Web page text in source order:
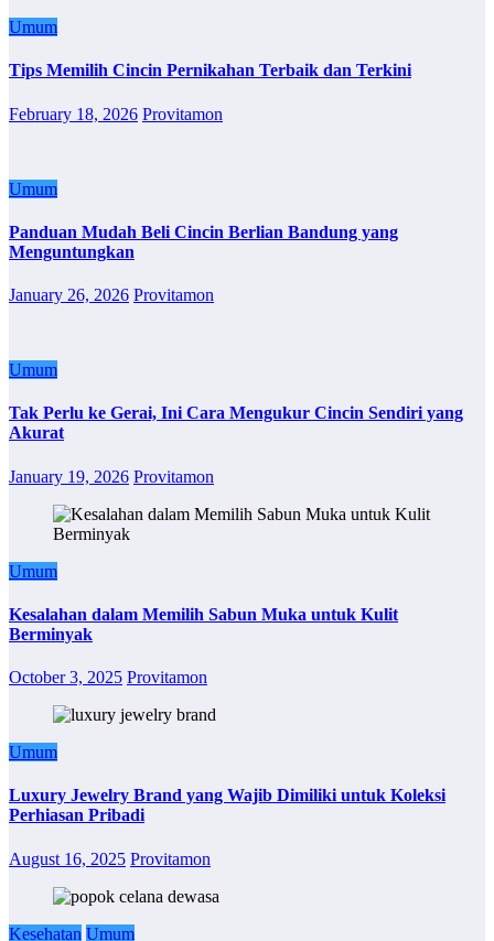
Umum
Tips Memilih Cincin Pernikahan Terbaik dan Terkini
February 18, 2026 Provitamon
Umum
Panduan Mudah Beli Cincin Berlian Bandung yang
Menguntungkan
January 26, 2026 Provitamon
Umum
Tak Perlu ke Gerai, Ini Cara Mengukur Cincin Sendiri yang
Akurat
January 19, 2026 Provitamon
Umum
Kesalahan dalam Memilih Sabun Muka untuk Kulit
Berminyak
October 3, 2025 Provitamon
Umum
Luxury Jewelry Brand yang Wajib Dimiliki untuk Koleksi
Perhiasan Pribadi
August 16, 2025 Provitamon
Kesehatan Umum